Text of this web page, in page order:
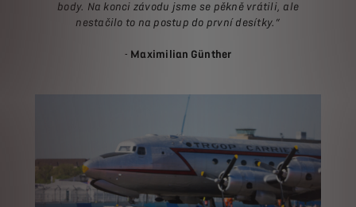
body. Na konci závodu jsme se pěkně vrátili, ale
nestačilo to na postup do první desítky.“
- Maximilian Günther